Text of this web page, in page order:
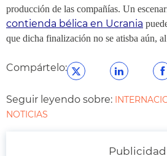
producción de las compañías. Un
contienda bélica en Ucrania
que dicha finalización no se atisba aún,
Compártelo:
Seguir leyendo sobre:
NOTICIAS
Publicidad